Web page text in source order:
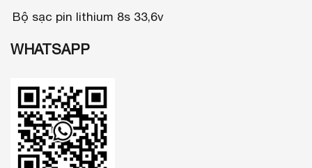
Bộ sạc pin lithium 8s 33,6v
WHATSAPP